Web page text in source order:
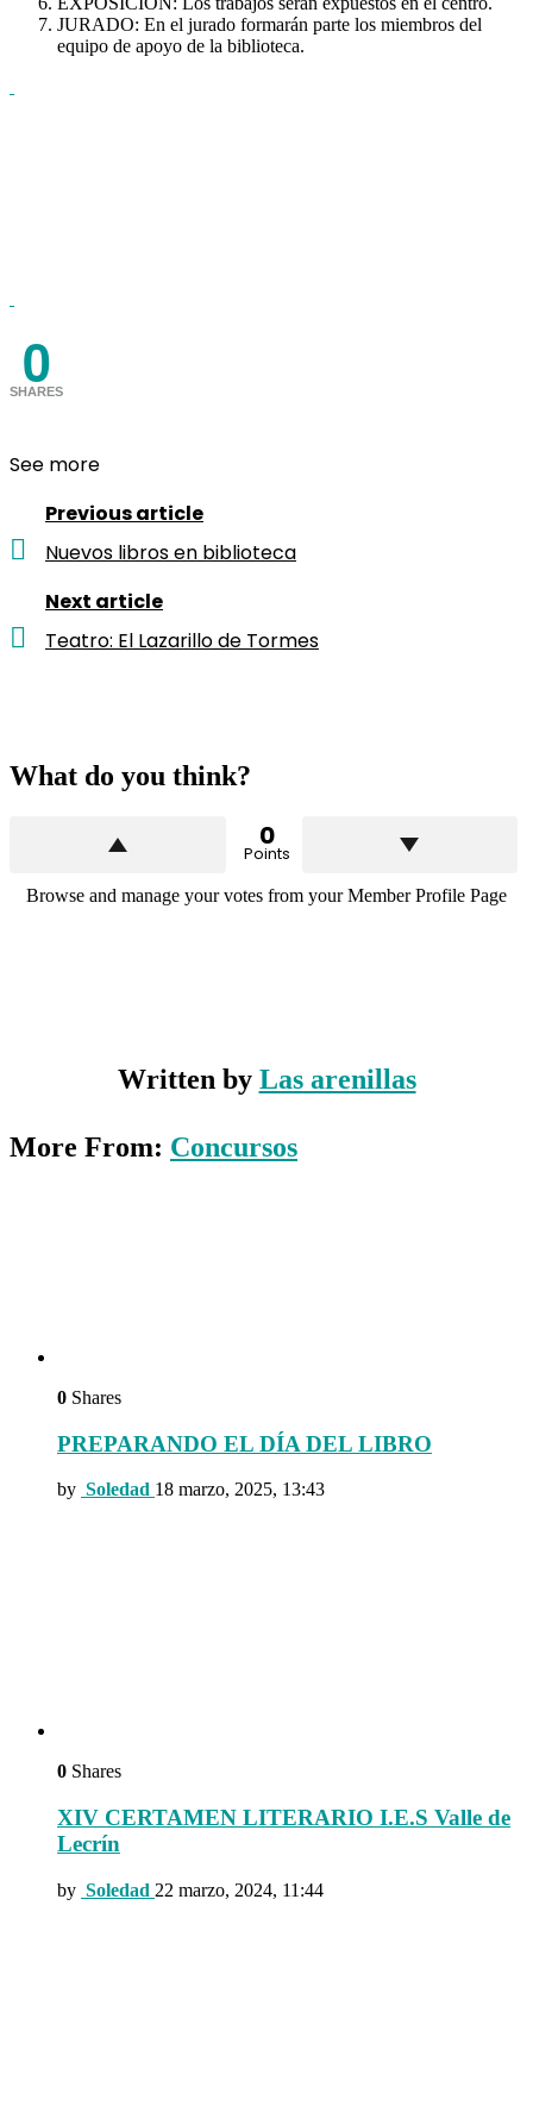
JURADO: En el jurado formarán parte los miembros del
equipo de apoyo de la biblioteca.
0
SHARES
See more
Previous article
Nuevos libros en biblioteca
Next article
Teatro: El Lazarillo de Tormes
What do you think?
0
Points
Browse and manage your votes from your Member Profile Page
Written by Las arenillas
More From: Concursos
0 Shares
PREPARANDO EL DÍA DEL LIBRO
by Soledad 18 marzo, 2025, 13:43
0 Shares
XIV CERTAMEN LITERARIO I.E.S Valle de
Lecrín
by Soledad 22 marzo, 2024, 11:44